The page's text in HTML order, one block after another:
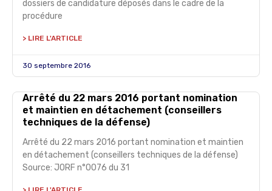
dossiers de candidature déposés dans le cadre de la
procédure
> LIRE L'ARTICLE
30 septembre 2016
Arrêté du 22 mars 2016 portant nomination
et maintien en détachement (conseillers
techniques de la défense)
Arrêté du 22 mars 2016 portant nomination et maintien
en détachement (conseillers techniques de la défense)
Source: JORF n°0076 du 31